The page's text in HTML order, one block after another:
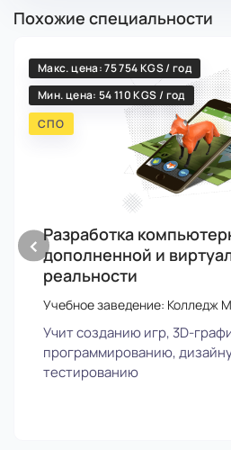
Похожие специальности
‹
Макс. цена: 75 754 KGS / год
Мин. цена: 54 110 KGS / год
СПО
Разработка
дополненной и
реальности
Учебное заведение: Колледж
Учит созданию игр, 3D-
программированию,
тестированию